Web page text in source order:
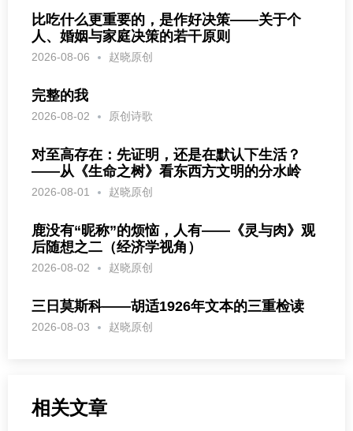
比吃什么更重要的，是作好决策——关于个
人、婚姻与家庭决策的若干原则
2026-08-06 赵晓原创
完整的我
2026-08-02 原创诗歌
对至高存在：先证明，还是在默认下生活？
——从《生命之树》看东西方文明的分水岭
2026-08-01 赵晓原创
鹿没有“昵称”的烦恼，人有——《灵与肉》观
后随想之二（经济学视角）
2026-08-02 赵晓原创
三日莫斯科——胡适1926年文本的三重检读
2026-08-03 赵晓原创
相关文章